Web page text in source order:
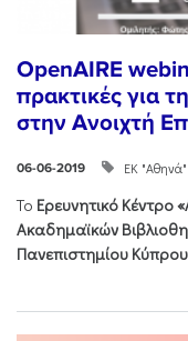
OpenAIRE
πρακτικές για
στην Ανοιχτή
06-06-2019 ΕΚ "Αθηνά"
Το Ερευνητικό Κέντρο
Ακαδημαϊκών
Πανεπιστημίου Κύπρου